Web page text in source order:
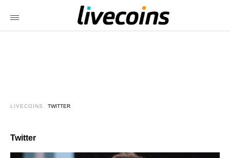
LIVECOINS TWITTER
Twitter